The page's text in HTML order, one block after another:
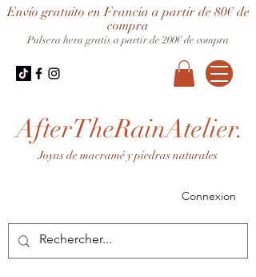
AfterTheRainAtelier.
Joyas de macramé y piedras naturales
Connexion
Envío gratuito en Francia a partir de 80€ de
compra
Pulsera hera gratis a partir de 200€ de compra